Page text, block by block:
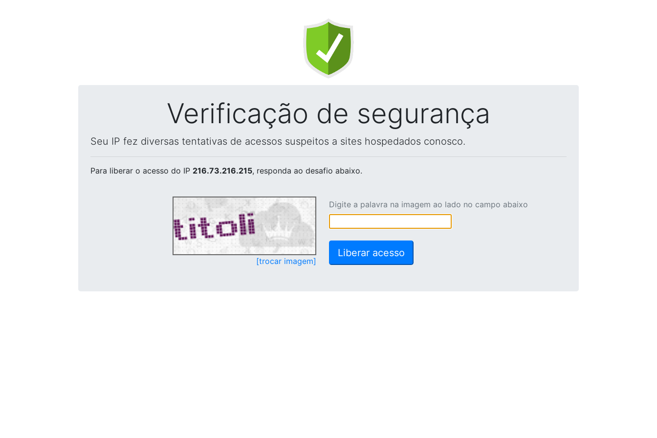
Verificação de segurança
Seu IP fez diversas tentativas de acessos suspeitos a sites hospedados conosco.
Para liberar o acesso do IP 216.73.216.215, responda ao desafio abaixo.
[trocar imagem]
Digite a palavra na imagem ao lado no campo abaixo